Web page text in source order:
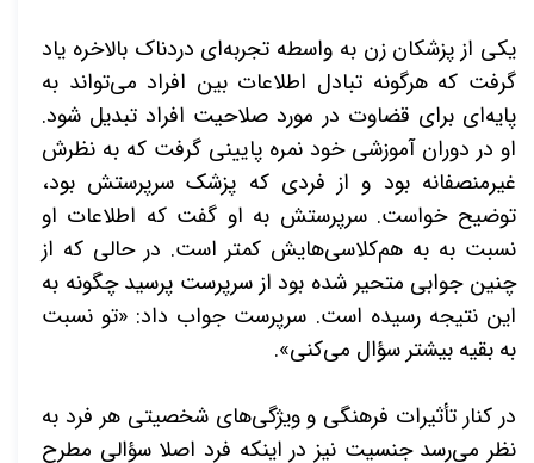
یکی از پزشکان زن به واسطه تجربه‌ای دردناک بالاخره یاد
گرفت که هرگونه تبادل اطلاعات بین افراد می‌تواند به
پایه‌ای برای قضاوت در مورد صلاحیت افراد تبدیل شود.
او در دوران آموزشی‌ خود نمره پایینی گرفت که به نظرش
غیرمنصفانه بود و از فردی که پزشک سرپرستش بود،
توضیح خواست. سرپرستش به او گفت که اطلاعات او
نسبت به به هم‌کلاسی‌هایش کمتر است. در حالی که از
چنین جوابی متحیر شده بود از سرپرست پرسید چگونه به
این نتیجه رسیده است. سرپرست جواب داد: «تو نسبت
به بقیه بیشتر سؤال می‌کنی».
در کنار تأثیرات فرهنگی و ویژگی‌های شخصیتی هر فرد به
نظر می‌رسد جنسیت نیز در اینکه فرد اصلا سؤالی مطرح